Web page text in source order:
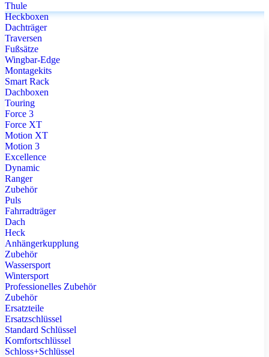
Thule
Heckboxen
Dachträger
Traversen
Fußsätze
Wingbar-Edge
Montagekits
Smart Rack
Dachboxen
Touring
Force 3
Force XT
Motion XT
Motion 3
Excellence
Dynamic
Ranger
Zubehör
Puls
Fahrradträger
Dach
Heck
Anhängerkupplung
Zubehör
Wassersport
Wintersport
Professionelles Zubehör
Zubehör
Ersatzteile
Ersatzschlüssel
Standard Schlüssel
Komfortschlüssel
Schloss+Schlüssel